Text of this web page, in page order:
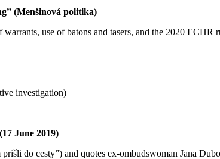
(Menšinová politika)
use of batons and tasers, and the 2020 ECHR
investigation)
June 2019)
do cesty”) and quotes ex‑ombudswoman Jana